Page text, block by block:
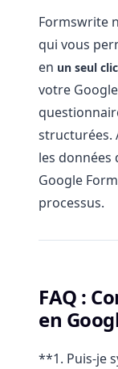
Formswrite
qui vous
en un seul clic
votre
structurées.
les données
Google
processus.
FAQ :
en
**1. Puis-je